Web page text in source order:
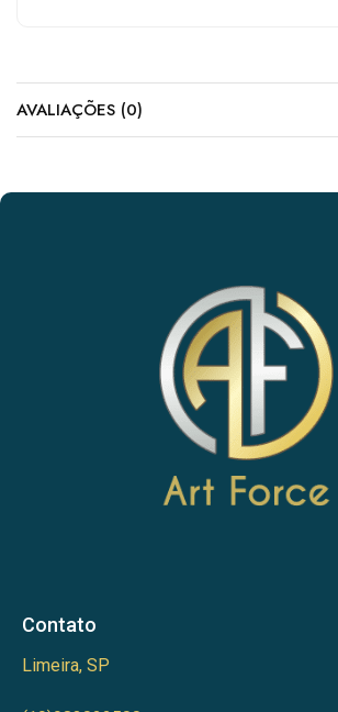
AVALIAÇÕES (0)
Contato
Limeira, SP